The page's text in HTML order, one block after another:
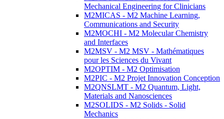
Mechanical Engineering for Clinicians
M2MICAS - M2 Machine Learning,
Communications and Security
M2MOCHI - M2 Molecular Chemistry
and Interfaces
M2MSV - M2 MSV - Mathématiques
pour les Sciences du Vivant
M2OPTIM - M2 Optimisation
M2PIC - M2 Projet Innovation Conception
M2QNSLMT - M2 Quantum, Light,
Materials and Nanosciences
M2SOLIDS - M2 Solids - Solid
Mechanics